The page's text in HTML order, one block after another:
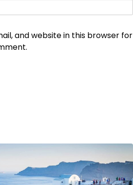
and website in this browser for